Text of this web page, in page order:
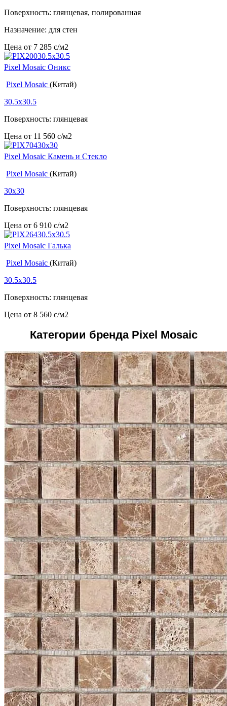
Поверхность: глянцевая, полированная
Назначение: для стен
Цена от 7 285 c/м2
Pixel Mosaic Оникс
Pixel Mosaic (Китай)
30.5x30.5
Поверхность: глянцевая
Цена от 11 560 c/м2
Pixel Mosaic Камень и Стекло
Pixel Mosaic (Китай)
30x30
Поверхность: глянцевая
Цена от 6 910 c/м2
Pixel Mosaic Галька
Pixel Mosaic (Китай)
30.5x30.5
Поверхность: глянцевая
Цена от 8 560 c/м2
Категории бренда Pixel Mosaic